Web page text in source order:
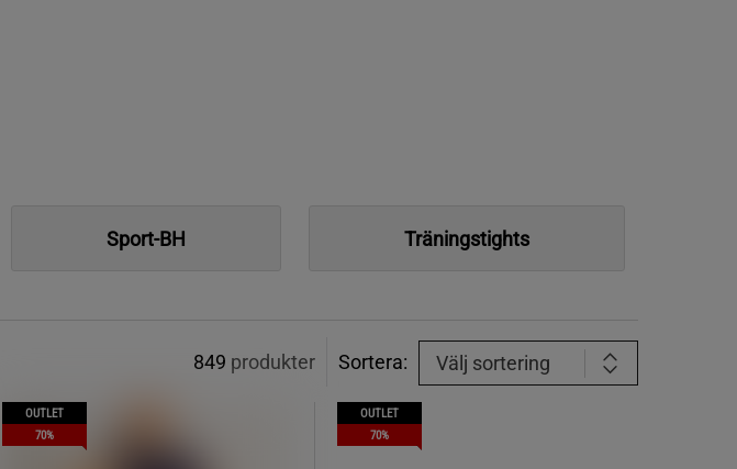
Sport-BH Träningstights
849 produkter Sortera: Välj sortering
OUTLET
70%
OUTLET
70%